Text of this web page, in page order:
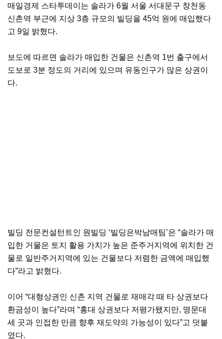
매일경제 스타투데이는 솔라가 6월 서울 서대문구 창천동
신촌역 부근에 지상 3층 규모의 빌딩을 45억 원에 매입했다
고 9일 밝혔다.
보도에 따르면 솔라가 매입한 건물은 신촌역 1번 출구에서
도보로 3분 정도의 거리에 있으며 유동인구가 많은 상권이
다.
빌딩 전문컨설턴트인 원빌딩 ‘빌딩은박남매팀’은 “솔라가 매
입한 거물은 토지 활용 가치가 높은 준주거지역에 위치한 건
물로 일반주거지역에 있는 건물보다 저렴한 금액에 매입했
다”라고 밝혔다.
이어 “대형상권인 신촌 지역 건물로 재매각 때 타 상권보다
환금성이 높다”라며 “홍대 상권보다 저평가됐지만, 명문대
세 곳과 인접한 만큼 향후 재도약의 가능성이 있다”고 덧붙
였다.